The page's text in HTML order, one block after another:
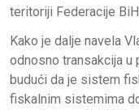
teritoriji Federacije
Kako je dalje navela
odnosno transakcija u
budući da je sistem
fiskalnim sistemima